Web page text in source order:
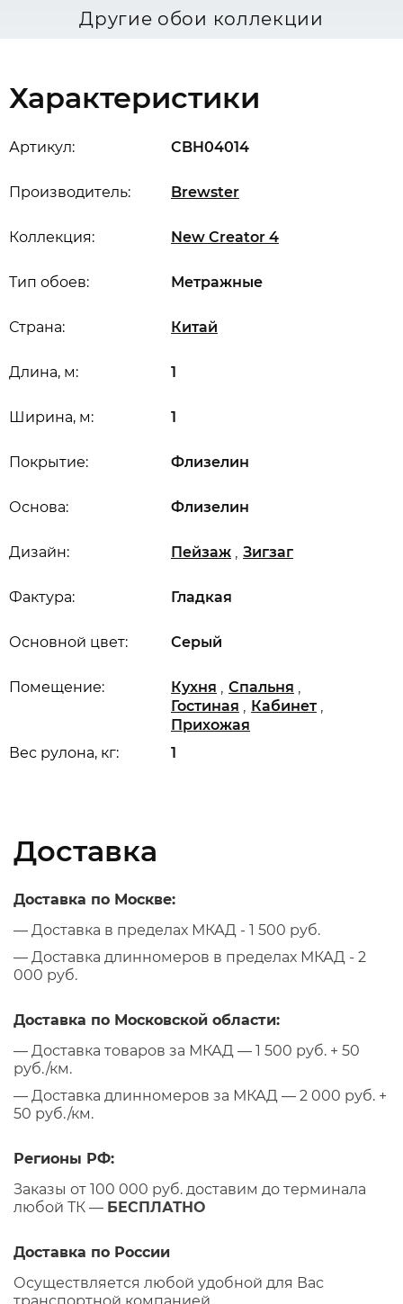
Другие обои коллекции
Характеристики
Артикул: CBH04014
Производитель: Brewster
Коллекция: New Creator 4
Длина, м: 1
Ширина, м: 1
Вес рулона, кг: 1
Основной цвет: Серый
Дизайн: Пейзаж , Зигзаг
Основа: Флизелин
Покрытие: Флизелин
Помещение: Кухня , Спальня ,
Гостиная , Кабинет ,
Прихожая
Страна: Китай
Тип обоев: Метражные
Фактура: Гладкая
Доставка
Доставка по Москве:
— Доставка в пределах МКАД - 1 500 руб.
— Доставка длинномеров в пределах МКАД - 2
000 руб.
Доставка по Московской области:
— Доставка товаров за МКАД — 1 500 руб. + 50
руб./км.
— Доставка длинномеров за МКАД — 2 000 руб. +
50 руб./км.
Регионы РФ:
Заказы от 100 000 руб. доставим до терминала
любой ТК — БЕСПЛАТНО
Доставка по России
Осуществляется любой удобной для Вас